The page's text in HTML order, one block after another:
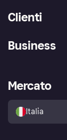
Clienti
Esplora i negozi
Politica di
dell'acquirente
Business
Accesso aziende
Mercato
Italia